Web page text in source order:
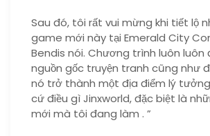
Sau đó, tôi rất vui mừng khi tiết lộ
game mới này tại Emerald City
Bendis nói. Chương trình luôn luôn
nguồn gốc truyện tranh cũng như
nó trở thành một địa điểm lý
cứ điều gì Jinxworld, đặc biệt là
mới mà tôi đang làm . ”